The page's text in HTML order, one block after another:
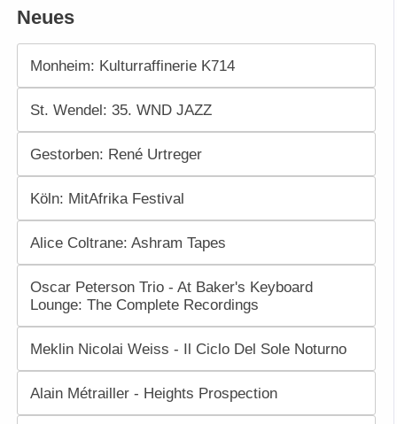
Neues
Monheim: Kulturraffinerie K714
St. Wendel: 35. WND JAZZ
Gestorben: René Urtreger
Köln: MitAfrika Festival
Alice Coltrane: Ashram Tapes
Oscar Peterson Trio - At Baker's Keyboard
Lounge: The Complete Recordings
Meklin Nicolai Weiss - Il Ciclo Del Sole Noturno
Alain Métrailler - Heights Prospection